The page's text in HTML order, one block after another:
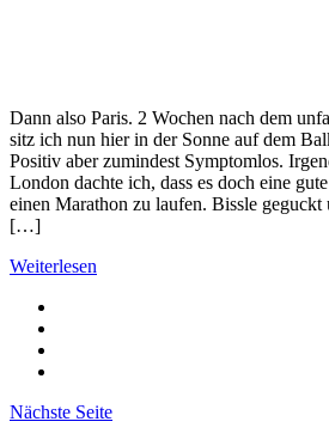
Dann also Paris. 2 Wochen nach dem
sitz ich nun hier in der Sonne auf dem
Positiv aber zumindest Symptomlos.
London dachte ich, dass es doch eine
einen Marathon zu laufen. Bissle
[…]
Weiterlesen
Nächste Seite